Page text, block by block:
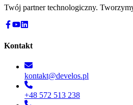
Twój partner technologiczny.
Kontakt
kontakt@develos.pl
+48 572 513 238